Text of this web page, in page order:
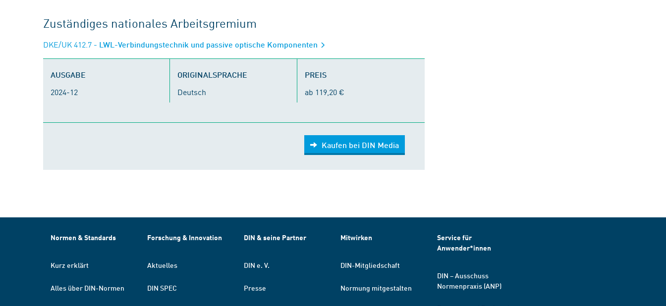
Zuständiges nationales Arbeitsgremium
DKE/UK 412.7 - LWL-Verbindungstechnik und passive optische Komponenten
AUSGABE
2024-12
ORIGINALSPRACHE
Deutsch
PREIS
ab 119,20 €
Kaufen bei DIN Media
Normen & Standards
Kurz erklärt
Alles über DIN-Normen
Forschung & Innovation
Aktuelles
DIN SPEC
DIN & seine Partner
DIN e. V.
Presse
Mitwirken
DIN-Mitgliedschaft
Normung mitgestalten
Service für
Anwender*innen
DIN – Ausschuss
Normenpraxis (ANP)